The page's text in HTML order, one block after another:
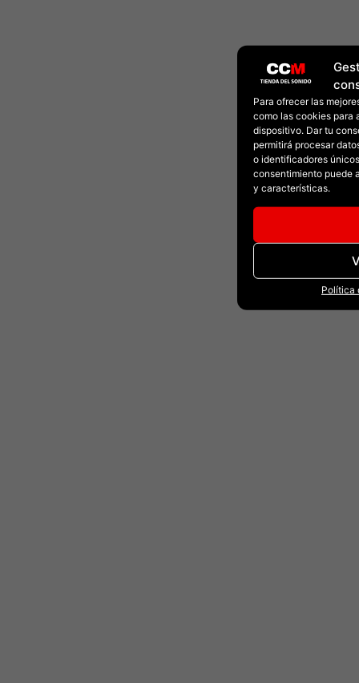
Para ofrecer las
como las cookies para
dispositivo. Dar tu
permitirá procesar
o identificadores
consentimiento puede
y características.
Política